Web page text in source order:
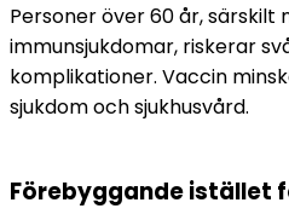
Personer över 60 år,
immunsjukdomar, riskerar
komplikationer. Vaccin
sjukdom och sjukhusvård.
Förebyggande istället